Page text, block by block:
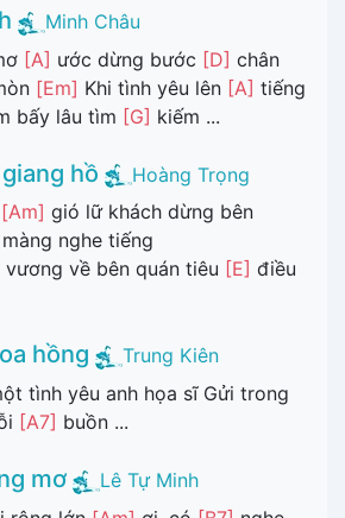
Minh Châu
[A] ước dừng bước [D] chân
[Em] Khi tình yêu lên [A] tiếng
bấy lâu tìm [G] kiếm ...
hồ
Hoàng Trọng
[Am] gió lữ khách dừng bên
nghe tiếng
vương về bên quán tiêu [E] điều
hồng
Trung Kiên
tình yêu anh họa sĩ Gửi trong
[A7] buồn ...
mơ
Lê Tự Minh